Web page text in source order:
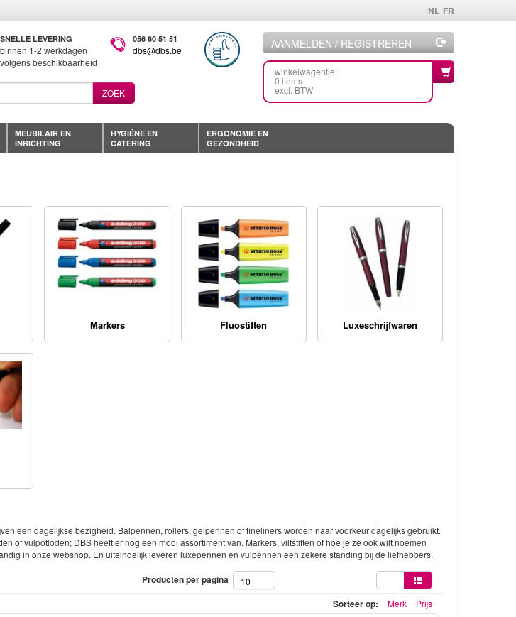
NL FR
AANMELDEN / REGISTREREN
winkelwagentje:
0 items
excl. BTW
SNELLE LEVERING
binnen 1-2 werkdagen
volgens beschikbaarheid
056 60 51 51
dbs@dbs.be
ZOEK
MEUBILAIR EN
INRICHTING
HYGIËNE EN
CATERING
ERGONOMIE EN
GEZONDHEID
Markers Fluostiften Luxeschrijfwaren
een dagelijkse bezigheid. Balpennen, rollers, gelpennen of fineliners worden naar voorkeur dagelijks gebruikt.
of vulpotloden; DBS heeft er nog een mooi assortiment van. Markers, viltstiften of hoe je ze ook wilt noemen
in onze webshop. En uiteindelijk leveren luxepennen en vulpennen een zekere standing bij de liefhebbers.
Producten per pagina 10
Sorteer op: Merk Prijs